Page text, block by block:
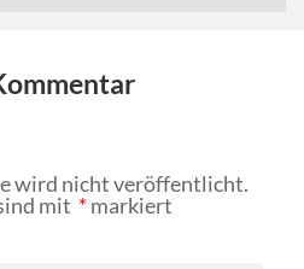
wird nicht veröffentlicht.
mit *markiert